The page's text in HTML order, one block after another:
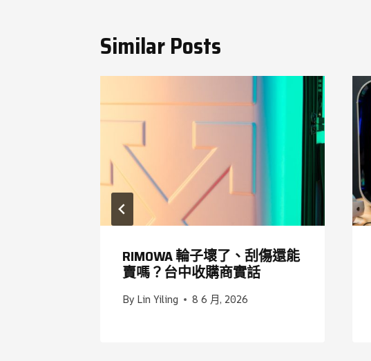
Similar Posts
RIMOWA 輪子壞了、刮傷還能
賣嗎？台中收購商實話
By Lin Yiling 8 6 月, 2026